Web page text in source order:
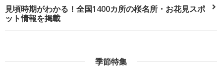
見頃時期がわかる！全国1400カ所の桜名所・お花見スポ
ット情報を掲載
季節特集